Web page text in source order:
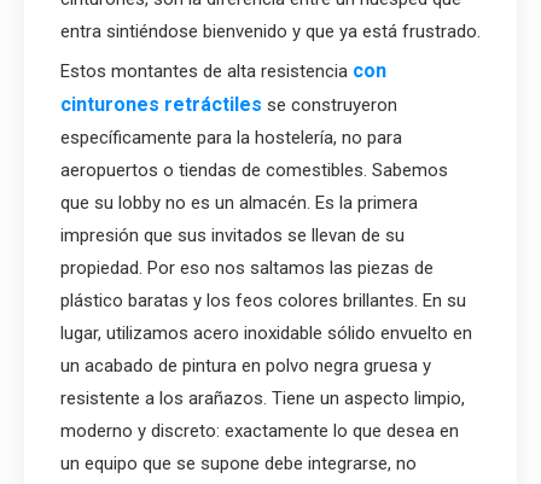
entra sintiéndose bienvenido y que ya está frustrado.
Estos montantes de alta resistencia con
cinturones retráctiles se construyeron
específicamente para la hostelería, no para
aeropuertos o tiendas de comestibles. Sabemos
que su lobby no es un almacén. Es la primera
impresión que sus invitados se llevan de su
propiedad. Por eso nos saltamos las piezas de
plástico baratas y los feos colores brillantes. En su
lugar, utilizamos acero inoxidable sólido envuelto en
un acabado de pintura en polvo negra gruesa y
resistente a los arañazos. Tiene un aspecto limpio,
moderno y discreto: exactamente lo que desea en
un equipo que se supone debe integrarse, no